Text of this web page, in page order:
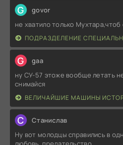
G govor
не хватило только
ПОДРАЗДЕЛЕНИЕ
G gaa
ну СУ-57 этоже вообще летать
снимайся
ВЕЛИЧАЙШИЕ МАШИНЫ ИСТОРИИ С
С Станислав
Ну вот молодцы справились в